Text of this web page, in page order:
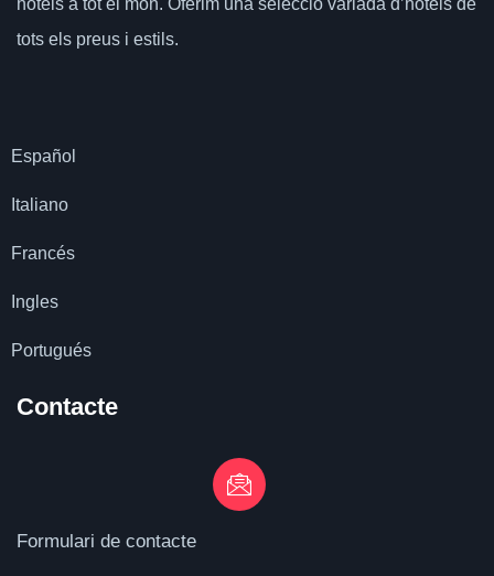
tots els preus i estils.
Español
Italiano
Francés
Ingles
Portugués
Contacte
Formulari de contacte